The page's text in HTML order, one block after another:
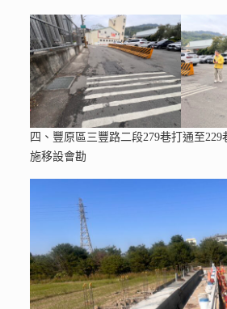
四、豐原區三豐路二段279巷打通至
施移設會勘